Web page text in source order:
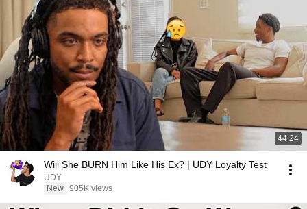
44:24
Will She BURN Him Like His Ex? | UDY Loyalty Test
UDY
New 905K views